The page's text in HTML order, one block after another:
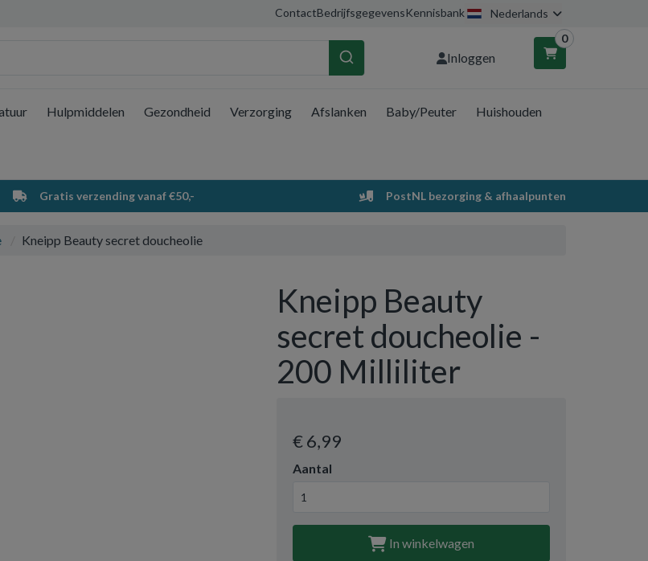
ContactBedrijfsgegevensKennisbank Nederlands
Inloggen
0
Winkelwagen
Uw winkelwagen is leeg.
Vul hem met producten.
Hulpmiddelen Gezondheid Verzorging Afslanken Baby/Peuter Huishouden
Gratis verzending vanaf €50,- PostNL bezorging & afhaalpunten
Kneipp Beauty secret doucheolie
Kneipp Beauty
secret doucheolie -
200 Milliliter
€ 6,99
Aantal
In winkelwagen